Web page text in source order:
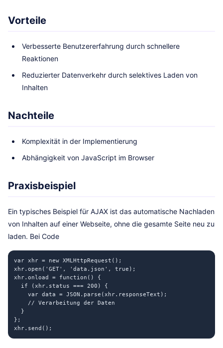
Vorteile
Verbesserte Benutzererfahrung durch schnellere
Reaktionen
Reduzierter Datenverkehr durch selektives Laden von
Inhalten
Nachteile
Komplexität in der Implementierung
Abhängigkeit von JavaScript im Browser
Praxisbeispiel
Ein typisches Beispiel für AJAX ist das automatische Nachladen
von Inhalten auf einer Webseite, ohne die gesamte Seite neu zu
laden. Bei Code
var xhr = new XMLHttpRequest();
xhr.open('GET', 'data.json', true);
xhr.onload = function() {
  if (xhr.status === 200) {
    var data = JSON.parse(xhr.responseText);
    // Verarbeitung der Daten
  }
};
xhr.send();